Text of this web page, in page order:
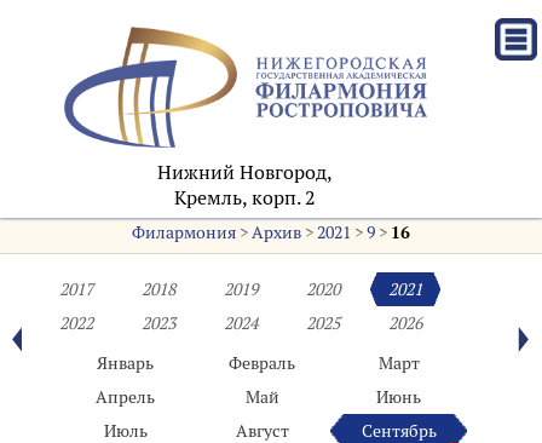
Нижний Новгород,
Кремль, корп. 2
Филармония>Архив>2021 >9> 16
2017 2018 2019 2020
2021
2022
2023 2024 2025
2026
Январь
Февраль
Март
Апрель
Май
Июнь
Июль
Август
Сентябрь